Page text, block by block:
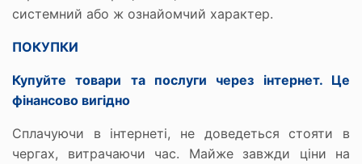
системний або ж ознайомчий характер.
ПОКУПКИ
Купуйте товари та послуги через інтернет. Це
фінансово вигідно
Сплачуючи в інтернеті, не доведеться стояти в
чергах, витрачаючи час. Майже завжди ціни на